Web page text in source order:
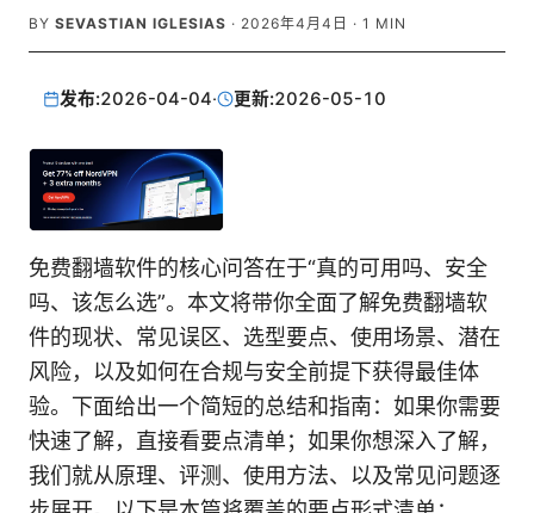
BY SEVASTIAN IGLESIAS · 2026年4月4日 · 1 MIN
发布:2026-04-04· 更新:2026-05-10
免费翻墙软件的核心问答在于“真的可用吗、安全
吗、该怎么选”。本文将带你全面了解免费翻墙软
件的现状、常见误区、选型要点、使用场景、潜在
风险，以及如何在合规与安全前提下获得最佳体
验。下面给出一个简短的总结和指南：如果你需要
快速了解，直接看要点清单；如果你想深入了解，
我们就从原理、评测、使用方法、以及常见问题逐